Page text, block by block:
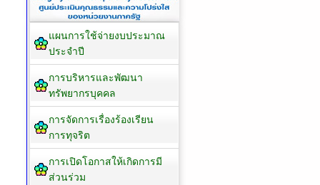
แผนการใช้จ่ายงบประมาณ
ประจำปี
การบริหารและพัฒนา
ทรัพยากรบุคคล
การจัดการเรื่องร้องเรียน
การทุจริต
การเปิดโอกาสให้เกิดการมี
ส่วนร่วม